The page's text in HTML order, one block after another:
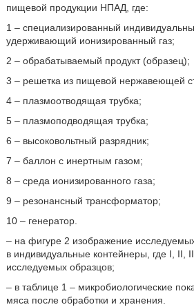
пищевой продукции НПАД, где:
1 – специализированный
удерживающий ионизированный газ;
2 – обрабатываемый продукт (образец);
3 – решетка из пищевой нержавеющей
4 – плазмоотводящая трубка;
5 – плазмоподводящая трубка;
6 – высоковольтный разрядник;
7 – баллон с инертным газом;
8 – среда ионизированного газа;
9 – резонансный трансформатор;
10 – генератор.
– на фигуре 2 изображение
в индивидуальные контейнеры, где I, II,
исследуемых образцов;
– в таблице 1 – микробиологические
мяса после обработки и хранения.